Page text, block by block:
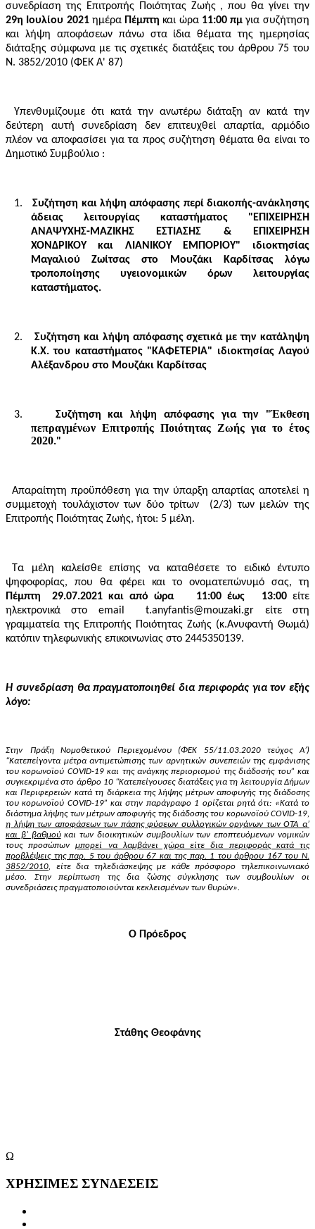
συνεδρίαση της Επιτροπής Ποιότητας Ζωής, που θα γίνει την
29η Ιουλίου 2021 ημέραΠέμπτη και ώρα 11:00 πμγια συζήτηση
και λήψη αποφάσεων πάνω στα ίδια θέματα της ημερησίας
διάταξης σύμφωνα με τις σχετικές διατάξεις του άρθρου 75 του
Ν. 3852/2010 (ΦΕΚ Α' 87)
Υπενθυμίζουμε ότι κατά την ανωτέρω διάταξη αν κατά την
δεύτερη αυτή συνεδρίαση δεν επιτευχθεί απαρτία, αρμόδιο
πλέον να αποφασίσει για τα προς συζήτηση θέματα θα είναι το
Δημοτικό Συμβούλιο :
1.
Συζήτηση και λήψη απόφασης περί διακοπής-ανάκλησης
άδειας λειτουργίας καταστήματος "ΕΠΙΧΕΙΡΗΣΗ
ΑΝΑΨΥΧΗΣ-ΜΑΖΙΚΗΣ ΕΣΤΙΑΣΗΣ & ΕΠΙΧΕΙΡΗΣΗ
ΧΟΝΔΡΙΚΟΥ και ΛΙΑΝΙΚΟΥ ΕΜΠΟΡΙΟΥ" ιδιοκτησίας
Μαγαλιού Ζωίτσας στο Μουζάκι Καρδίτσας λόγω
τροποποίησης υγειονομικών όρων λειτουργίας
καταστήματος.
2.
Συζήτηση και λήψη απόφασης σχετικά με την κατάληψη
Κ.Χ. του καταστήματος "ΚΑΦΕΤΕΡΙΑ" ιδιοκτησίας Λαγού
Αλέξανδρου στο Μουζάκι Καρδίτσας
3. Συζήτηση και λήψη απόφασης για την "Έκθεση
πεπραγμένων Επιτροπής Ποιότητας Ζωής για το έτος
2020."
Απαραίτητη προϋπόθεση για την ύπαρξη απαρτίας αποτελεί η
συμμετοχή τουλάχιστον των δύο τρίτων
(2/3) των μελών της
Επιτροπής Ποιότητας Ζωής, ήτοι: 5 μέλη.
Τα μέλη καλείσθε επίσης να καταθέσετε το ειδικό έντυπο
ψηφοφορίας, που θα φέρει και το ονοματεπώνυμό σας, τη
Πέμπτη
29.07.2021 και από ώρα 11:00 έως 13:00 είτε
ηλεκτρονικά στο email t.anyfantis@mouzaki.gr
είτε στη
γραμματεία της Επιτροπής Ποιότητας Ζωής (κ.Ανυφαντή Θωμά)
κατόπιν τηλεφωνικής επικοινωνίας στο 2445350139.
Η συνεδρίαση θα πραγματοποιηθεί δια περιφοράς για τον εξής
λόγο:
Στην
Πράξη Νομοθετικού Περιεχομένου (ΦΕΚ 55/11.03.2020 τεύχος A’)
“Κατεπείγοντα μέτρα αντιμετώπισης των αρνητικών συνεπειών της εμφάνισης
του κορωνοϊού COVID-19 και της ανάγκης περιορισμού της διάδοσής του” και
συγκεκριμένα στο άρθρο 10 “Κατεπείγουσες διατάξεις για τη λειτουργία Δήμων
και Περιφερειών κατά τη διάρκεια της λήψης μέτρων αποφυγής της διάδοσης
του κορωνοϊού COVID-19” και στην παράγραφο 1 ορίζεται ρητά ότι: «Κατά το
διάστημα λήψης των μέτρων αποφυγής της διάδοσης του κορωνοϊού COVID-19,
η λήψη των αποφάσεων των πάσης φύσεων συλλογικών οργάνων των ΟΤΑ α’
και β’ βαθμούκαι των διοικητικών συμβουλίων των εποπτευόμενων νομικών
τους προσώπωνμπορεί να λαμβάνει χώρα είτε δια περιφοράς κατά τις
προβλέψεις της παρ. 5 του άρθρου 67 και της παρ. 1 του άρθρου 167 του Ν.
3852/2010, είτε δια τηλεδιάσκεψης με κάθε πρόσφορο τηλεπικοινωνιακό
μέσο. Στην περίπτωση της δια ζώσης σύγκλησης των συμβουλίων οι
συνεδριάσεις πραγματοποιούνται κεκλεισμένων των θυρών».
Ο Πρόεδρος
Στάθης Θεοφάνης
Ω
ΧΡΗΣΙΜΕΣ ΣΥΝΔΕΣΕΙΣ